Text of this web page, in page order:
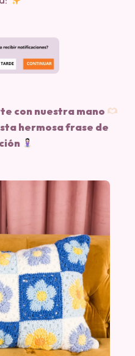
con nuestra mano
hermosa frase de